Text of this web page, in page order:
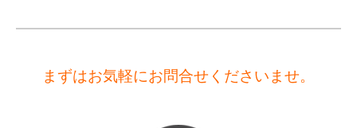
まずはお気軽にお問合せくださいませ。